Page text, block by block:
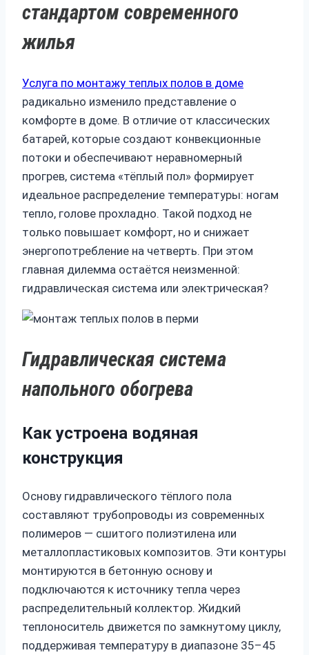
стандартом современного
жилья
Услуга по монтажу теплых полов в доме
радикально изменило представление о
комфорте в доме. В отличие от классических
батарей, которые создают конвекционные
потоки и обеспечивают неравномерный
прогрев, система «тёплый пол» формирует
идеальное распределение температуры: ногам
тепло, голове прохладно. Такой подход не
только повышает комфорт, но и снижает
энергопотребление на четверть. При этом
главная дилемма остаётся неизменной:
гидравлическая система или электрическая?
Гидравлическая система
напольного обогрева
Как устроена водяная
конструкция
Основу гидравлического тёплого пола
составляют трубопроводы из современных
полимеров — сшитого полиэтилена или
металлопластиковых композитов. Эти контуры
монтируются в бетонную основу и
подключаются к источнику тепла через
распределительный коллектор. Жидкий
теплоноситель движется по замкнутому циклу,
поддерживая температуру в диапазоне 35–45